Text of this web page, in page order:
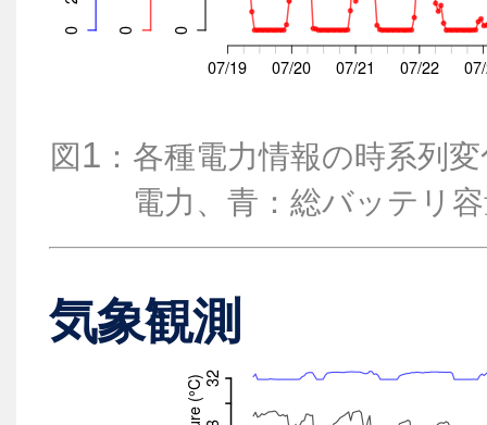
図 1 ：各種電力情報の時系列
電力、青：総バッテリ
気象観測